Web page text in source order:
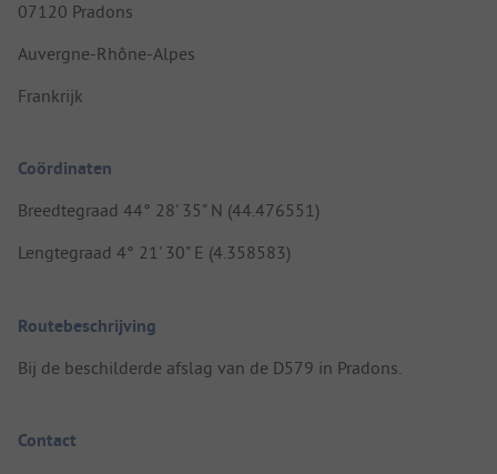
07120 Pradons
Auvergne-Rhône-Alpes
Frankrijk
Coördinaten
Breedtegraad 44° 28' 35" N (44.476551)
Lengtegraad 4° 21' 30" E (4.358583)
Routebeschrijving
Bij de beschilderde afslag van de D579 in Pradons.
Contact